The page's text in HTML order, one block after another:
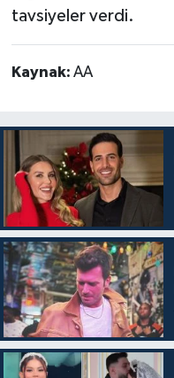
tavsiyeler verdi.
Kaynak: AA